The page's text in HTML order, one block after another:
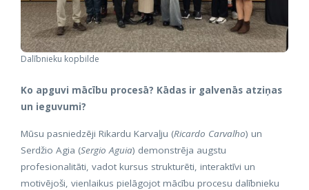
Dalībnieku kopbilde
Ko apguvi mācību procesā? Kādas ir galvenās atziņas
un ieguvumi?
Mūsu pasniedzēji Rikardu Karvaļju (Ricardo Carvalho) un
Serdžio Agia (Sergio Aguia) demonstrēja augstu
profesionalitāti, vadot kursus strukturēti, interaktīvi un
motivējoši, vienlaikus pielāgojot mācību procesu dalībnieku